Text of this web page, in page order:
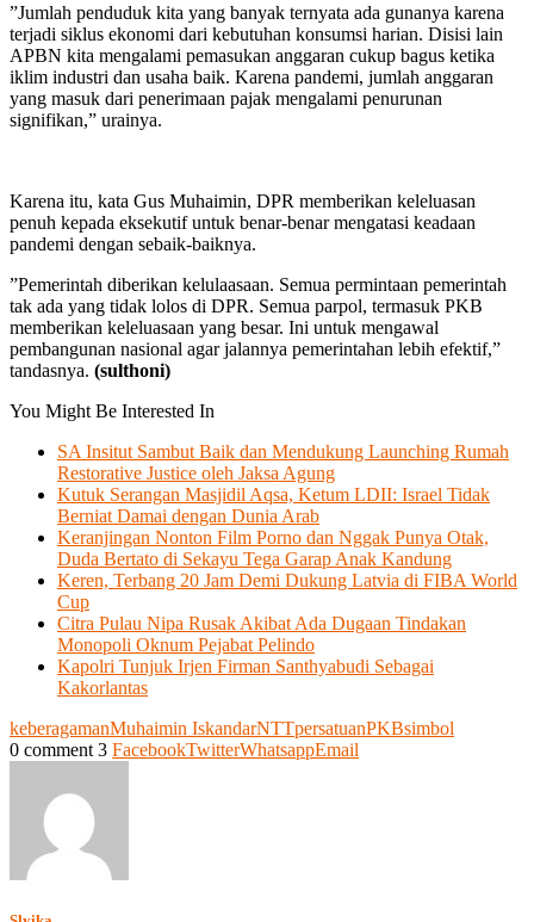
”Jumlah penduduk kita yang banyak ternyata ada gunanya karena
terjadi siklus ekonomi dari kebutuhan konsumsi harian. Disisi lain
APBN kita mengalami pemasukan anggaran cukup bagus ketika
iklim industri dan usaha baik. Karena pandemi, jumlah anggaran
yang masuk dari penerimaan pajak mengalami penurunan
signifikan,” urainya.
Karena itu, kata Gus Muhaimin, DPR memberikan keleluasan
penuh kepada eksekutif untuk benar-benar mengatasi keadaan
pandemi dengan sebaik-baiknya.
”Pemerintah diberikan kelulaasaan. Semua permintaan pemerintah
tak ada yang tidak lolos di DPR. Semua parpol, termasuk PKB
memberikan keleluasaan yang besar. Ini untuk mengawal
pembangunan nasional agar jalannya pemerintahan lebih efektif,”
tandasnya. (sulthoni)
You Might Be Interested In
SA Insitut Sambut Baik dan Mendukung Launching Rumah
Restorative Justice oleh Jaksa Agung
Kutuk Serangan Masjidil Aqsa, Ketum LDII: Israel Tidak
Berniat Damai dengan Dunia Arab
Keranjingan Nonton Film Porno dan Nggak Punya Otak,
Duda Bertato di Sekayu Tega Garap Anak Kandung
Keren, Terbang 20 Jam Demi Dukung Latvia di FIBA World
Cup
Citra Pulau Nipa Rusak Akibat Ada Dugaan Tindakan
Monopoli Oknum Pejabat Pelindo
Kapolri Tunjuk Irjen Firman Santhyabudi Sebagai
Kakorlantas
keberagamanMuhaimin IskandarNTTpersatuanPKBsimbol
0 comment 3 FacebookTwitterWhatsappEmail